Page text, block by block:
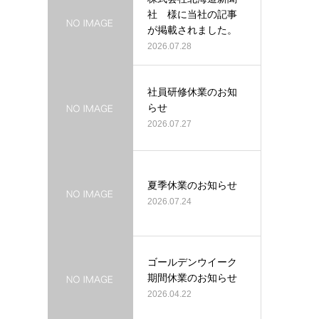
社 様に当社の記事
が掲載されました。
2026.07.28
社員研修休業のお知
らせ
2026.07.27
夏季休業のお知らせ
2026.07.24
ゴールデンウイーク
期間休業のお知らせ
2026.04.22